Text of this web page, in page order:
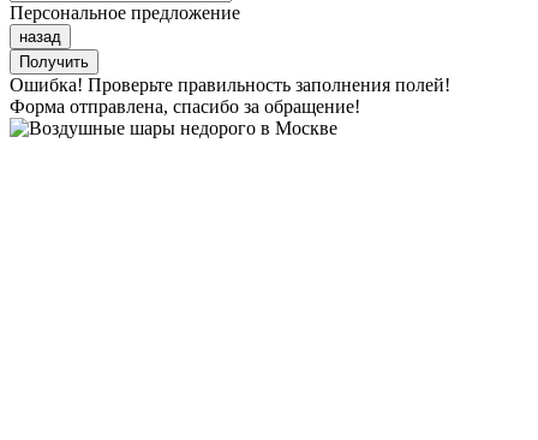
Персональное предложение
назад
Получить
Ошибка! Проверьте правильность заполнения полей!
Форма отправлена, спасибо за обращение!